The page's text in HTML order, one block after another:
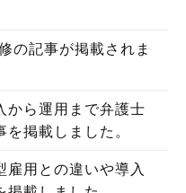
の記事が掲載されま
から運用まで弁護士
掲載しました。
雇用との違いや導入